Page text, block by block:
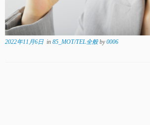
2022年11月6日 in 85_MOT/TEL全般by0006